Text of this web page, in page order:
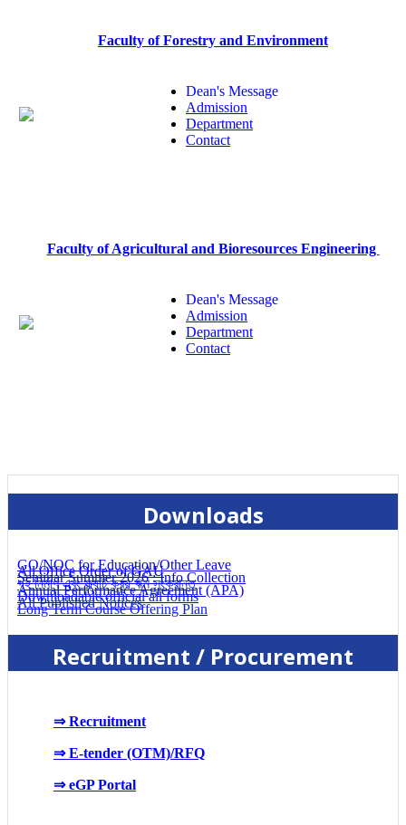
Faculty of Forestry and Environment
Dean's Message
Admission
Department
Contact
Faculty of Agricultural and Bioresources Engineering
Dean's Message
Admission
Department
Contact
Downloads
GO/NOC for Education/Other Leave
All Office Order of GAU
Seminar Summer 2026 : Info Collection
গৃহ নির্মাণ এবং ফ্ল্যাট ক্রয় ঋন সংক্রান্ত
Annual Performance Agreement (APA)
Downloadable official all forms
All Published Notices
Long Term Course Offering Plan
Recruitment / Procurement
⇒ Recruitment
⇒ E-tender (OTM)/RFQ
⇒ eGP Portal